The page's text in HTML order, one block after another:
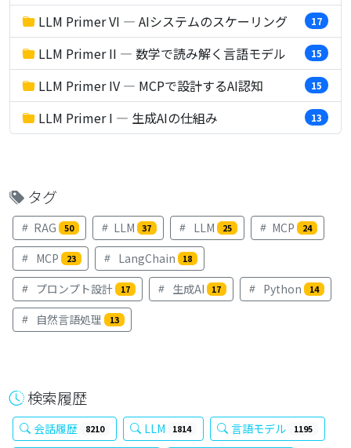
LLM Primer VI — AIシステムのスケーリング 17
LLM Primer II — 数学で読み解く言語モデル 15
LLM Primer IV — MCPで設計するAI認知 15
LLM Primer I — 生成AIの仕組み 13
タグ
RAG 50 LLM 37 LLM 25 MCP 24
MCP 23 LangChain 18
プロンプト設計 17 生成AI 17 Python 14
自然言語処理 13
検索履歴
会話履歴 8210 LLM 1814 言語モデル 1195